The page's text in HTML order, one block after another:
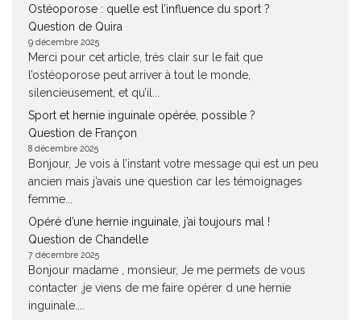
Ostéoporose : quelle est l’influence du sport ?
Question de Quira
9 décembre 2025
Merci pour cet article, très clair sur le fait que
l’ostéoporose peut arriver à tout le monde,
silencieusement, et qu’il...
Sport et hernie inguinale opérée, possible ?
Question de Françon
8 décembre 2025
Bonjour, Je vois à l’instant votre message qui est un peu
ancien mais j’avais une question car les témoignages
femme...
Opéré d’une hernie inguinale, j’ai toujours mal !
Question de Chandelle
7 décembre 2025
Bonjour madame , monsieur, Je me permets de vous
contacter ,je viens de me faire opérer d une hernie
inguinale....